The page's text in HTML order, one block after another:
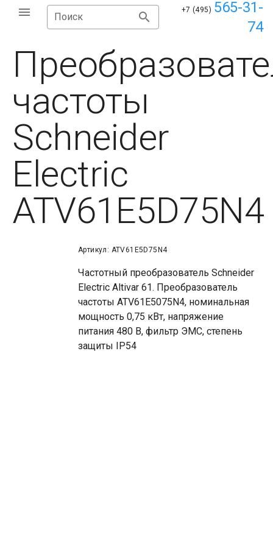
Поиск
+7 (495) 565-31-
74
частоты
Schneider
Electric
ATV61E5D75N4
Артикул: ATV61E5D75N4
Частотный преобразователь Schneider
Electric Altivar 61. Преобразователь
частоты ATV61E5075N4, номинальная
мощность 0,75 кВт, напряжение
питания 480 В, фильтр ЭМС, степень
защиты IP54